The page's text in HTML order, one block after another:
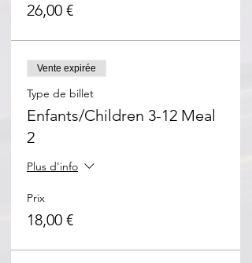
26,00 €
Vente expirée
Type de billet
Enfants/Children 3-12 Meal
2
Plus d'info
Prix
18,00 €